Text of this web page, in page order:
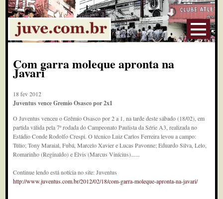
Com garra moleque apronta na
Javari
18 fev 2012
Juventus vence Gremio Osasco por 2x1
O Juventus venceu o Grêmio Osasco por 2 a 1, na tarde deste sábado (18/02), em
partida válida pela 7ª rodada do Campeonato Paulista da Série A3, realizada no
Estádio Conde Rodolfo Crespi. O técnico Luiz Carlos Ferreira levou a campo:
Túlio; Tony Maraial, Fubá, Marcelo Xavier e Lucas Pavonne; Eduardo Silva, Lelo,
Romarinho (Reginaldo) e Élvis (Marcus Vinícius)......
Continue lendo está notícia no site: Juventus
http://www.juventus.com.br/2012/02/18/com-garra-moleque-apronta-na-javari/